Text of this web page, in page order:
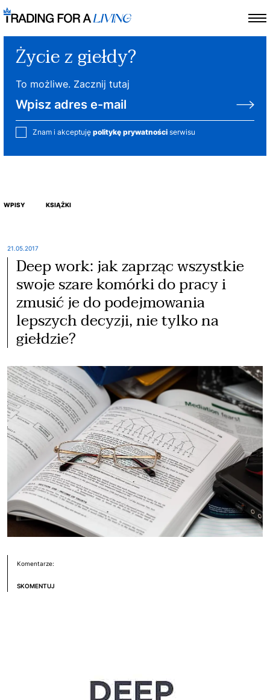
Życie z giełdy?
To możliwe. Zacznij tutaj
Znam i akceptuję politykę prywatności serwisu
WPISY KSIĄŻKI
21.05.2017
Deep work: jak zaprząc wszystkie
swoje szare komórki do pracy i
zmusić je do podejmowania
lepszych decyzji, nie tylko na
giełdzie?
Komentarze:
SKOMENTUJ